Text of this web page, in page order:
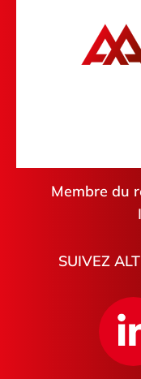
Pyrénées-
Bonnières-sur-Seine
Carquefou
Membre du
SUIVEZ